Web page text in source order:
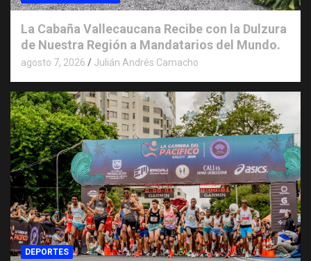
La Cabaña Vallecaucana Recibe con la Dulzura
de Nuestra Región a Mandatarios del Mundo.
agosto 7, 2026 Julián Andrés Camacho
DEPORTES